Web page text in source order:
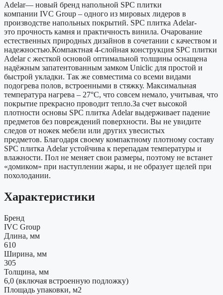
Adelar— новый бренд напольной SPC плитки
компании IVC Group – одного из мировых лидеров в
производстве напольных покрытий. SPC плитка Adelar-
это прочность камня и практичность винила. Очарование
естественных природных дизайнов в сочетании с качеством и
надежностью.Компактная 4-слойная конструкция SPС плитки
Adelar с жесткой основой оптимальной толщины оснащена
надёжным запатентованным замком Uniclic для простой и
быстрой укладки. Так же совместима со всеми видами
подогрева полов, встроенными в стяжку. Максимальная
температура нагрева – 27°С, что совсем немало, учитывая, что
покрытие прекрасно проводит тепло.За счет высокой
плотности основы SPС плитка Adelar выдерживает падение
предметов без повреждений поверхности. Вы не увидите
следов от ножек мебели или других увесистых
предметов. Благодаря своему компактному плотному составу
SPC плитка Adelar устойчива к перепадам температуры и
влажности. Пол не меняет свои размеры, поэтому не встанет
«домиком» при наступлении жары, и не образует щелей при
похолодании.
Характеристики
Бренд
IVC Group
Длина, мм
610
Ширина, мм
305
Толщина, мм
6,0 (включая встроенную подложку)
Площадь упаковки, м2